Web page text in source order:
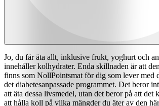
Jo, du får äta allt, inklusive frukt, yoghurt och
innehåller kolhydrater. Enda skillnaden är att
finns som NollPointsmat för dig som lever med
det diabetesanpassade programmet. Det beror
att äta dessa livsmedel, utan det beror på att det
att hålla koll på vilka mängder du äter av den